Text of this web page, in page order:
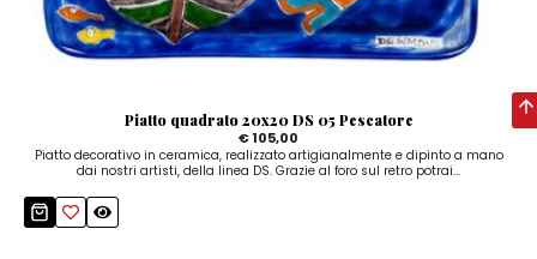
Piatto quadrato 20x20 DS 05 Pescatore
€ 105,00
Piatto decorativo in ceramica, realizzato artigianalmente e dipinto a mano
dai nostri artisti, della linea DS. Grazie al foro sul retro potrai...